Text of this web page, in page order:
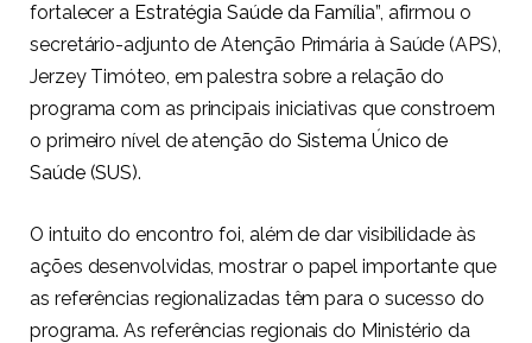
fortalecer a Estratégia Saúde da Família”, afirmou o
secretário-adjunto de Atenção Primária à Saúde (APS),
Jerzey Timóteo, em palestra sobre a relação do
programa com as principais iniciativas que constroem
o primeiro nível de atenção do Sistema Único de
Saúde (SUS).
O intuito do encontro foi, além de dar visibilidade às
ações desenvolvidas, mostrar o papel importante que
as referências regionalizadas têm para o sucesso do
programa. As referências regionais do Ministério da